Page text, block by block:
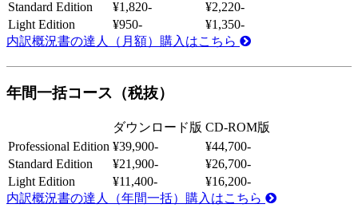
Standard Edition
¥1,820-
¥2,220-
Light Edition
¥950-
¥1,350-
内訳概況書の達人（月額）購入はこちら
年間一括コース（税抜）
ダウンロード版 CD-ROM版
Professional Edition ¥39,900-
¥44,700-
Standard Edition
¥21,900-
¥26,700-
Light Edition
¥11,400-
¥16,200-
内訳概況書の達人（年間一括）購入はこちら